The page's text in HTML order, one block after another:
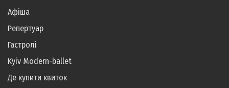
Афіша
Репертуар
Гастролі
Kyiv Modern-ballet
Де купити квиток